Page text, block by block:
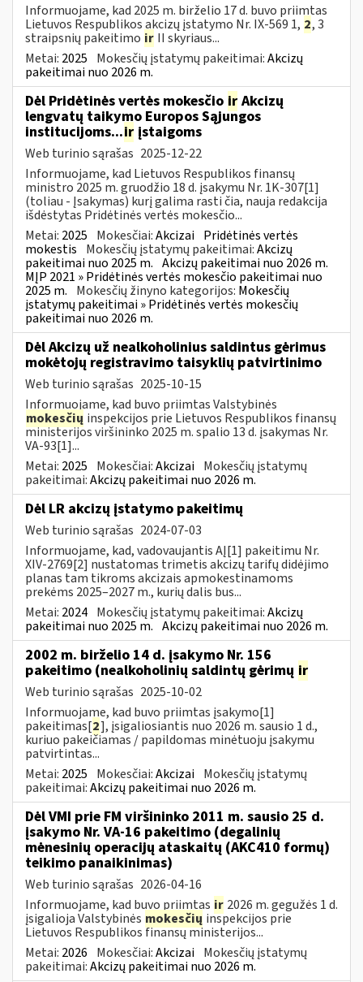
Informuojame, kad 2025 m. birželio 17 d. buvo priimtas
Lietuvos Respublikos akcizų įstatymo Nr. IX-569 1, 2, 3
straipsnių pakeitimo ir II skyriaus...
Metai: 2025 Mokesčių įstatymų pakeitimai:Akcizų
pakeitimai nuo 2026 m.
Dėl Pridėtinės vertės mokesčio ir Akcizų
lengvatų taikymo Europos Sąjungos
institucijoms...ir įstaigoms
Web turinio sąrašas 2025-12-22
Informuojame, kad Lietuvos Respublikos finansų
ministro 2025 m. gruodžio 18 d. įsakymu Nr. 1K-307[1]
(toliau - Įsakymas) kurį galima rasti čia, nauja redakcija
išdėstytas Pridėtinės vertės mokesčio...
Metai: 2025 Mokesčiai:Akcizai Pridėtinės vertės
mokestis Mokesčių įstatymų pakeitimai:Akcizų
pakeitimai nuo 2025 m. Akcizų pakeitimai nuo 2026 m.
MĮP 2021 » Pridėtinės vertės mokesčio pakeitimai nuo
2025 m. Mokesčių žinyno kategorijos: Mokesčių
įstatymų pakeitimai » Pridėtinės vertės mokesčių
pakeitimai nuo 2026 m.
Dėl Akcizų už nealkoholinius saldintus gėrimus
mokėtojų registravimo taisyklių patvirtinimo
Web turinio sąrašas 2025-10-15
Informuojame, kad buvo priimtas Valstybinės
mokesčių inspekcijos prie Lietuvos Respublikos finansų
ministerijos viršininko 2025 m. spalio 13 d. įsakymas Nr.
VA-93[1]...
Metai: 2025 Mokesčiai:Akcizai Mokesčių įstatymų
pakeitimai:Akcizų pakeitimai nuo 2026 m.
Dėl LR akcizų įstatymo pakeitimų
Web turinio sąrašas 2024-07-03
Informuojame, kad, vadovaujantis AĮ[1] pakeitimu Nr.
XIV-2769[2] nustatomas trimetis akcizų tarifų didėjimo
planas tam tikroms akcizais apmokestinamoms
prekėms 2025–2027 m., kurių dalis bus...
Metai: 2024 Mokesčių įstatymų pakeitimai:Akcizų
pakeitimai nuo 2025 m. Akcizų pakeitimai nuo 2026 m.
2002 m. birželio 14 d. įsakymo Nr. 156
pakeitimo (nealkoholinių saldintų gėrimų ir
Web turinio sąrašas 2025-10-02
Informuojame, kad buvo priimtas įsakymo[1]
pakeitimas[2], įsigaliosiantis nuo 2026 m. sausio 1 d.,
kuriuo pakeičiamas / papildomas minėtuoju įsakymu
patvirtintas...
Metai: 2025 Mokesčiai:Akcizai Mokesčių įstatymų
pakeitimai:Akcizų pakeitimai nuo 2026 m.
Dėl VMI prie FM viršininko 2011 m. sausio 25 d.
įsakymo Nr. VA-16 pakeitimo (degalinių
mėnesinių operacijų ataskaitų (AKC410 formų)
teikimo panaikinimas)
Web turinio sąrašas 2026-04-16
Informuojame, kad buvo priimtas ir 2026 m. gegužės 1 d.
įsigalioja Valstybinės mokesčių inspekcijos prie
Lietuvos Respublikos finansų ministerijos...
Metai: 2026 Mokesčiai:Akcizai Mokesčių įstatymų
pakeitimai:Akcizų pakeitimai nuo 2026 m.